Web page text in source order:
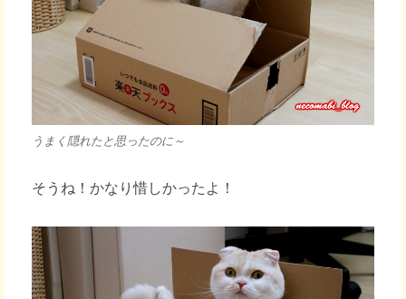
うまく隠れたと思ったのに～
そうね！かなり惜しかったよ！